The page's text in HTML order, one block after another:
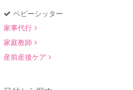
ベビーシッター
家事代行
家庭教師
産前産後ケア